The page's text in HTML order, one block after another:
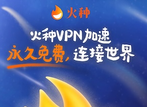
支持[0] 反对
支持